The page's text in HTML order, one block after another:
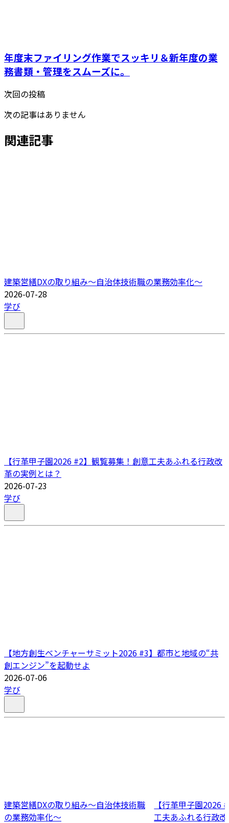
年度末ファイリング作業でスッキリ＆新年度の業
務書類・管理をスムーズに。
次回の投稿
次の記事はありません
関連記事
建築営繕DXの取り組み～自治体技術職の業務効率化～
2026-07-28
学び
【行革甲子園2026 #2】観覧募集！創意工夫あふれる行政改
革の実例とは？
2026-07-23
学び
【地方創生ベンチャーサミット2026 #3】都市と地域の“共
創エンジン”を起動せよ
2026-07-06
学び
建築営繕DXの取り組み～自治体技術職
の業務効率化～
【行革甲子園2026
工夫あふれる行政